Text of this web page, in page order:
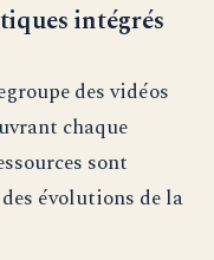
intégrés
des vidéos
chaque
sont
évolutions de la